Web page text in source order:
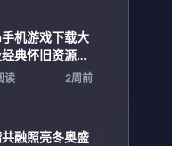
机游戏下载大
典怀旧资源推
精选攻略汇总
读 2周前
融照亮冬奥盛